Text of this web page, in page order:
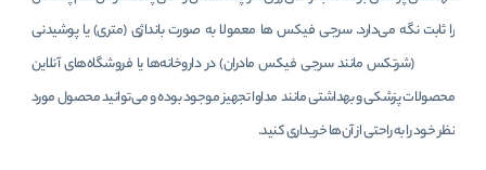
را ثابت نگه می‌دارد. سرجی فیکس ‌ها معمولا به صورت بانداژی (متری) یا پوشیدنی
(شرتکس مانند سرجی فیکس مادران) در داروخانه‌ها یا فروشگاه‌های آنلاین
محصولات پزشکی و بهداشتی مانند مداوا تجهیز موجود بوده و می‌توانید محصول مورد
نظر خود را به راحتی از آن‌ها خریداری کنید.